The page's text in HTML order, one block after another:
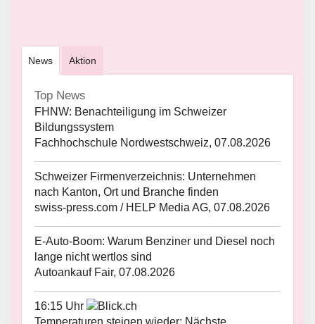
News Aktion
Top News
FHNW: Benachteiligung im Schweizer
Bildungssystem
Fachhochschule Nordwestschweiz, 07.08.2026
Schweizer Firmenverzeichnis: Unternehmen
nach Kanton, Ort und Branche finden
swiss-press.com / HELP Media AG, 07.08.2026
E-Auto-Boom: Warum Benziner und Diesel noch
lange nicht wertlos sind
Autoankauf Fair, 07.08.2026
16:15 Uhr